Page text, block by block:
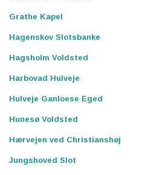
Grathe Kapel
Hagenskov Slotsbanke
Hagsholm Voldsted
Harbovad Hulveje
Hulveje Ganloese Eged
Hunesø Voldsted
Hærvejen ved Christianshøj
Jungshoved Slot